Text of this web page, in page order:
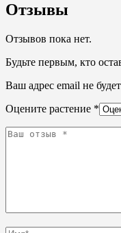
Отзывы
Отзывов пока нет.
Будьте первым, кто
Ваш адрес email не
Оцените растение *